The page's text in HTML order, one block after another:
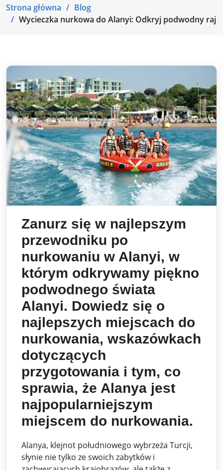
Strona główna
Blog
Wycieczka nurkowa do Alanyi: Odkryj podwodny raj
Zanurz się w najlepszym
przewodniku po
nurkowaniu w Alanyi, w
którym odkrywamy piękno
podwodnego świata
Alanyi. Dowiedz się o
najlepszych miejscach do
nurkowania, wskazówkach
dotyczących
przygotowania i tym, co
sprawia, że ​​Alanya jest
najpopularniejszym
miejscem do nurkowania.
Alanya, klejnot południowego wybrzeża Turcji,
słynie nie tylko ze swoich zabytków i